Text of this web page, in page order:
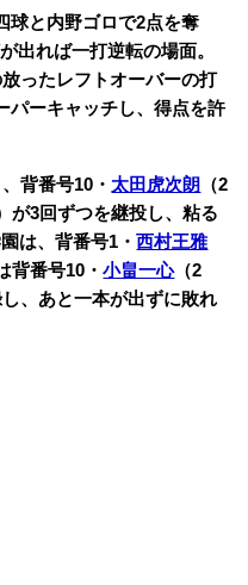
球と内野ゴロで2点を奪
出れば一打逆転の場面。
放ったレフトオーバーの打
パーキャッチし、得点を許
、背番号10・ 太田虎次朗
（2
が3回ずつを継投し、粘る
は、背番号1・西村王雅
背番号10・小畠一心（2
、あと一本が出ずに敗れ